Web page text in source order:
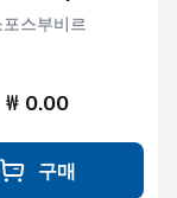
포스부비르
₩ 0.00
구매